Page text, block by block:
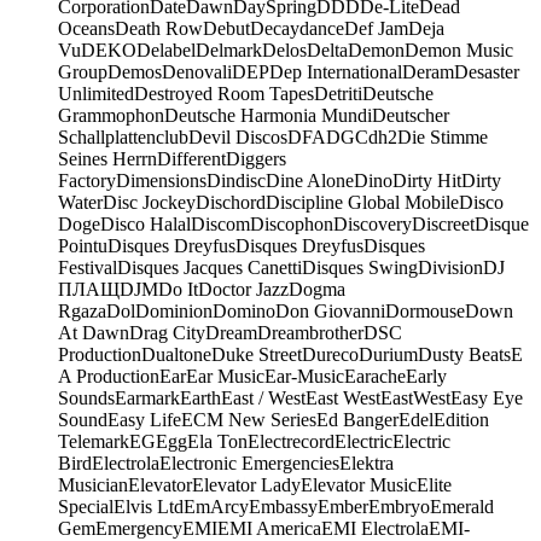
CorporationDateDawnDaySpringDDDDe-LiteDead
OceansDeath RowDebutDecaydanceDef JamDeja
VuDEKODelabelDelmarkDelosDeltaDemonDemon Music
GroupDemosDenovaliDEPDep InternationalDeramDesaster
UnlimitedDestroyed Room TapesDetritiDeutsche
GrammophonDeutsche Harmonia MundiDeutscher
SchallplattenclubDevil DiscosDFADGCdh2Die Stimme
Seines HerrnDifferentDiggers
FactoryDimensionsDindiscDine AloneDinoDirty HitDirty
WaterDisc JockeyDischordDiscipline Global MobileDisco
DogeDisco HalalDiscomDiscophonDiscoveryDiscreetDisque
PointuDisques DreyfusDisques DreyfusDisques
FestivalDisques Jacques CanettiDisques SwingDivisionDJ
ПЛАЩDJMDo ItDoctor JazzDogma
RgazaDolDominionDominoDon GiovanniDormouseDown
At DawnDrag CityDreamDreambrotherDSC
ProductionDualtoneDuke StreetDurecoDuriumDusty BeatsE
A ProductionEarEar MusicEar-MusicEaracheEarly
SoundsEarmarkEarthEast / WestEast WestEastWestEasy Eye
SoundEasy LifeECM New SeriesEd BangerEdelEdition
TelemarkEGEggEla TonElectrecordElectricElectric
BirdElectrolaElectronic EmergenciesElektra
MusicianElevatorElevator LadyElevator MusicElite
SpecialElvis LtdEmArcyEmbassyEmberEmbryoEmerald
GemEmergencyEMIEMI AmericaEMI ElectrolaEMI-